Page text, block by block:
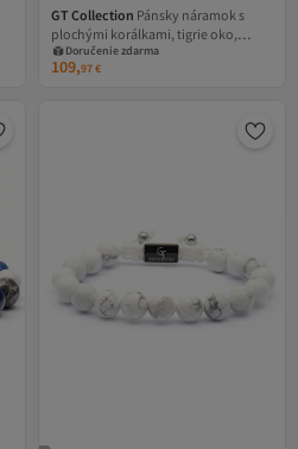
GT Collection Pánsky náramok s
plochými korálkami, tigrie oko,
čierny ónyx, energetické kamene,
univerzálna veľkosť a nastaviteľná
Doručenie zdarma
109,97€